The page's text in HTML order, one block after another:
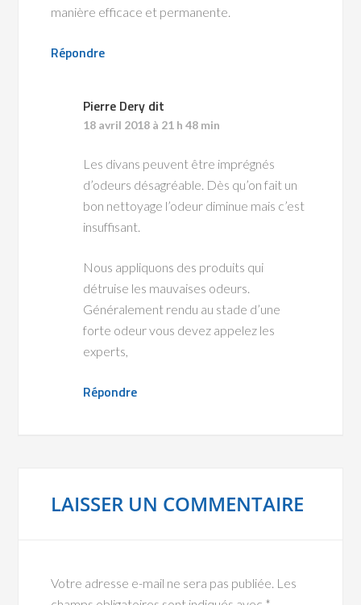
manière efficace et permanente.
Répondre
Pierre Dery dit
18 avril 2018 à 21 h 48 min
Les divans peuvent être imprégnés
d’odeurs désagréable. Dès qu’on fait un
bon nettoyage l’odeur diminue mais c’est
insuffisant.
Nous appliquons des produits qui
détruise les mauvaises odeurs.
Généralement rendu au stade d’une
forte odeur vous devez appelez les
experts,
Répondre
LAISSER UN COMMENTAIRE
Votre adresse e-mail ne sera pas publiée. Les